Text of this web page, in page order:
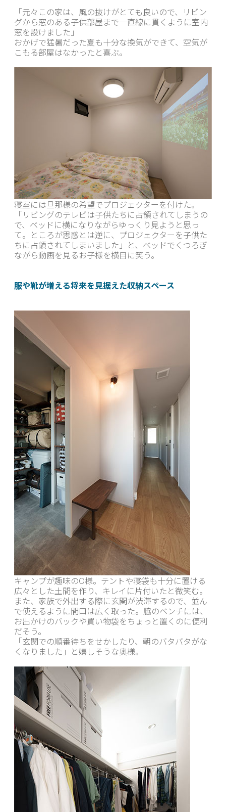
「元々この家は、風の抜けがとても良いので、リビン
グから窓のある子供部屋まで一直線に貫くように室内
窓を設けました」
おかげで猛暑だった夏も十分な換気ができて、空気が
こもる部屋はなかったと喜ぶ。
寝室には旦那様の希望でプロジェクターを付けた。
「リビングのテレビは子供たちに占領されてしまうの
で、ベッドに横になりながらゆっくり見ようと思っ
て。ところが思惑とは逆に、プロジェクターを子供た
ちに占領されてしまいました」と、ベッドでくつろぎ
ながら動画を見るお子様を横目に笑う。
服や靴が増える将来を見据えた収納スペース
キャンプが趣味のО様。テントや寝袋も十分に置ける
広々とした土間を作り、キレイに片付いたと微笑む。
また、家族で外出する際に玄関が渋滞するので、並ん
で使えるように間口は広く取った。脇のベンチには、
お出かけのバックや買い物袋をちょっと置くのに便利
だそう。
「玄関での順番待ちをせかしたり、朝のバタバタがな
くなりました」と嬉しそうな奥様。